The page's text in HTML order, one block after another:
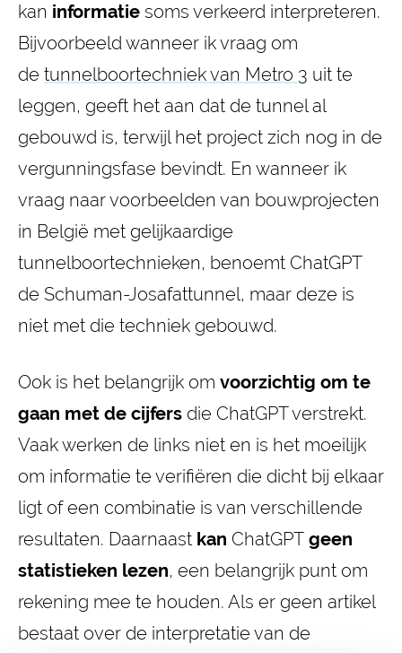
kan informatie soms verkeerd interpreteren.
Bijvoorbeeld wanneer ik vraag om
de tunnelboortechniek van Metro 3 uit te
leggen, geeft het aan dat de tunnel al
gebouwd is, terwijl het project zich nog in de
vergunningsfase bevindt. En wanneer ik
vraag naar voorbeelden van bouwprojecten
in België met gelijkaardige
tunnelboortechnieken, benoemt ChatGPT
de Schuman-Josafattunnel, maar deze is
niet met die techniek gebouwd.
Ook is het belangrijk om voorzichtig om te
gaan met de cijfers die ChatGPT verstrekt.
Vaak werken de links niet en is het moeilijk
om informatie te verifiëren die dicht bij elkaar
ligt of een combinatie is van verschillende
resultaten. Daarnaast kan ChatGPT geen
statistieken lezen, een belangrijk punt om
rekening mee te houden. Als er geen artikel
bestaat over de interpretatie van de